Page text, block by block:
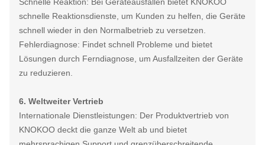
schnelle Reaktionsdienste, um Kunden zu helfen, die Geräte
schnell wieder in den Normalbetrieb zu versetzen.
Fehlerdiagnose: Findet schnell Probleme und bietet
Lösungen durch Ferndiagnose, um Ausfallzeiten der Geräte
zu reduzieren.
6. Weltweiter Vertrieb
Internationale Dienstleistungen: Der Produktvertrieb von
KNOKOO deckt die ganze Welt ab und bietet